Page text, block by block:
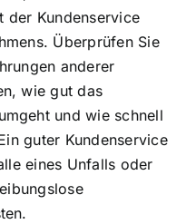
der Kundenservice
Überprüfen Sie
anderer
wie gut das
und wie schnell
guter Kundenservice
eines Unfalls oder